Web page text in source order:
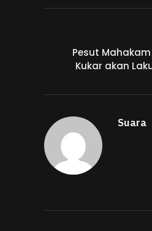
Pesut
Kukar akan
Suara